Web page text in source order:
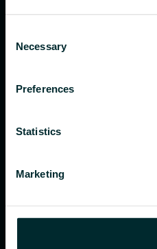
Selection
Necessary
Preferences
Statistics
Marketing